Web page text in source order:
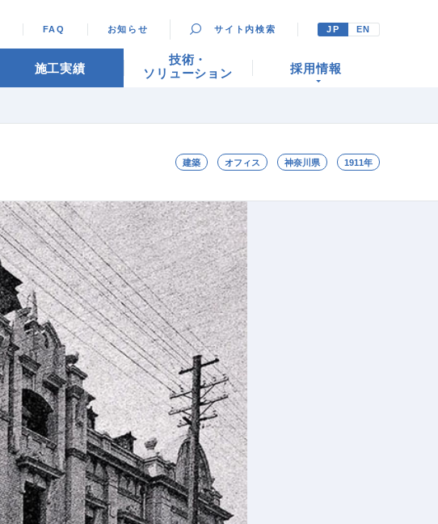
FAQ お知らせ サイト内検索 JP EN
施工実績
技術・
ソリューション
採用情報
建築 オフィス 神奈川県 1911年